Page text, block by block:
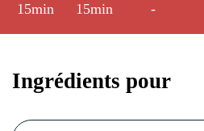
15min 15min -
Ingrédients pour